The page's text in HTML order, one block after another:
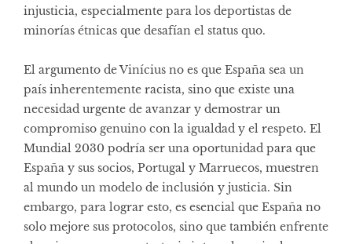
injusticia, especialmente para los deportistas de
minorías étnicas que desafían el status quo.
El argumento de Vinícius no es que España sea un
país inherentemente racista, sino que existe una
necesidad urgente de avanzar y demostrar un
compromiso genuino con la igualdad y el respeto. El
Mundial 2030 podría ser una oportunidad para que
España y sus socios, Portugal y Marruecos, muestren
al mundo un modelo de inclusión y justicia. Sin
embargo, para lograr esto, es esencial que España no
solo mejore sus protocolos, sino que también enfrente